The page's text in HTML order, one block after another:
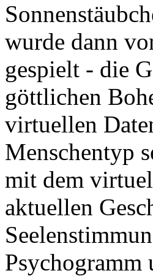
wurde dann
gespielt - die
göttlichen
virtuellen
Menschentyp
mit dem
aktuellen
Psychogramm